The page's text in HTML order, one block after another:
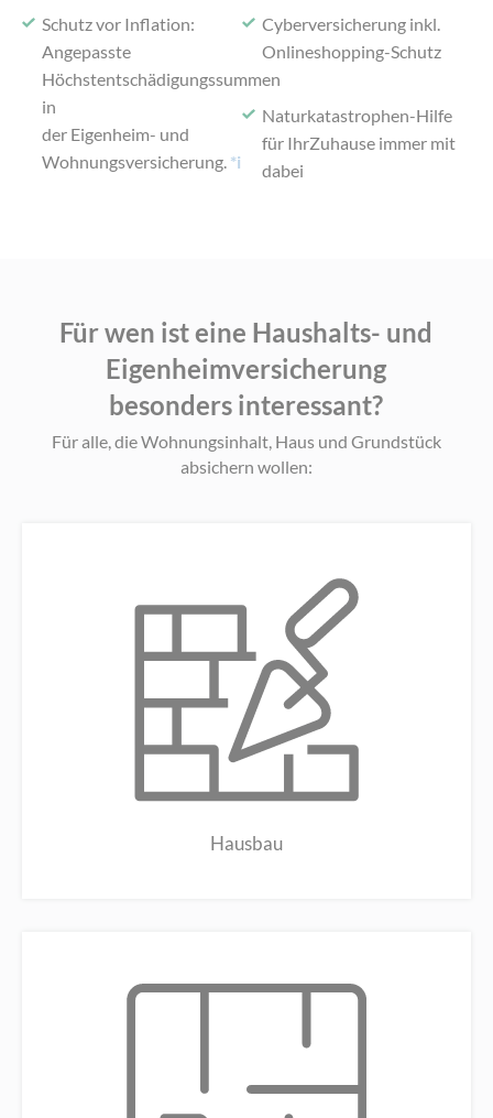
Schutz vor Inflation:
Angepasste
Höchstentschädigungssummen
in
der Eigenheim- und
Wohnungsversicherung. *i
Cyberversicherung inkl.
Onlineshopping-Schutz
Naturkatastrophen-Hilfe
für IhrZuhause immer mit
dabei
Für wen ist eine Haushalts- und
Eigenheimversicherung
besonders interessant?
Für alle, die Wohnungsinhalt, Haus und Grundstück
absichern wollen:
Hausbau